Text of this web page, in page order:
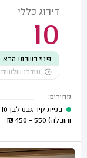
דירוג כללי
10
פנוי בשבוע הבא
עודכן שלשום
מחירים:
והובלה) 550 - 450
₪